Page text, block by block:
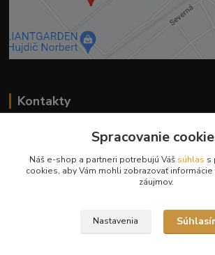
Kontakty
Ing. Miriam Botíková
+421 944 394 715
Spracovanie
Náš e-shop a partneri potrebujú Váš súhlas s
cookies, aby Vám mohli zobrazovať informácie
záujmov.
Nastavenia